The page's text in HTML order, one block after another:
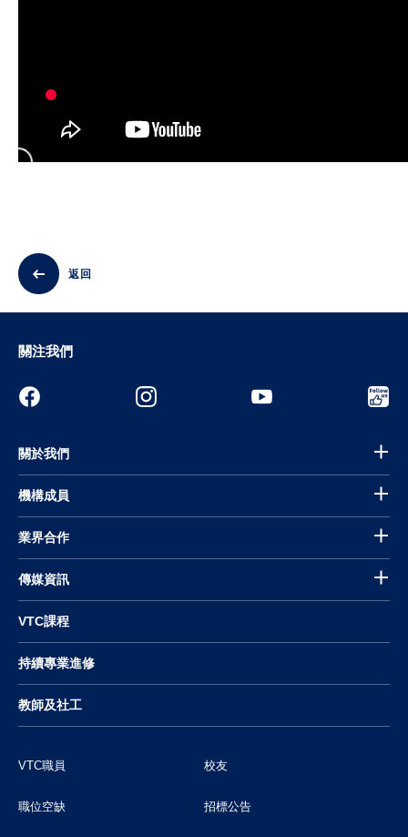
返回
關注我們
關於我們
機構成員
業界合作
傳媒資訊
VTC課程
持續專業進修
教師及社工
VTC職員 校友
職位空缺 招標公告